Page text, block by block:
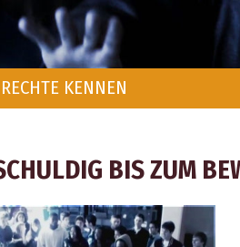
KENNEN
BIS ZUM